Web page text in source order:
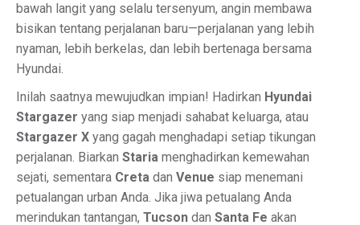
bawah langit yang selalu tersenyum, angin membawa
bisikan tentang perjalanan baru—perjalanan yang lebih
nyaman, lebih berkelas, dan lebih bertenaga bersama
Hyundai.
Inilah saatnya mewujudkan impian! Hadirkan Hyundai
Stargazer yang siap menjadi sahabat keluarga, atau
Stargazer X yang gagah menghadapi setiap tikungan
perjalanan. Biarkan Staria menghadirkan kemewahan
sejati, sementara Creta dan Venue siap menemani
petualangan urban Anda. Jika jiwa petualang Anda
merindukan tantangan, Tucson dan Santa Fe akan